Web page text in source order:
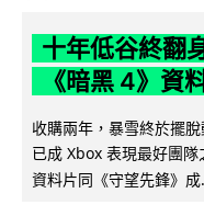
十年低谷終翻
《暗黑 4》資
收購兩年，暴雪終於擺
已成 Xbox 表現最好團隊
資料片同《守望先鋒》成